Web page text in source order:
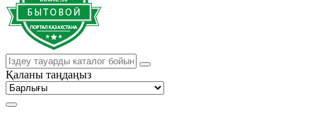
Қаланы таңдаңыз